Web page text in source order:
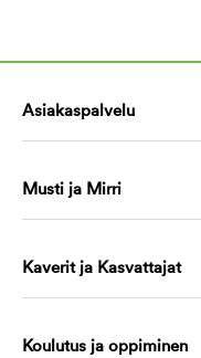
Asiakaspalvelu
Musti ja Mirri
Kaverit ja Kasvattajat
Koulutus ja oppiminen